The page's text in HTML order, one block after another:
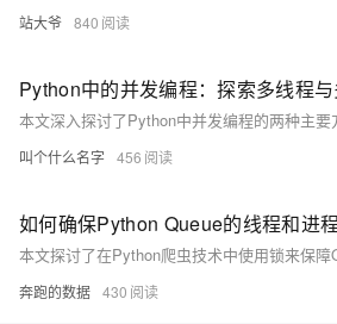
站大爷 840
Python中的并发编程：探索多线程
叫个什么名字 456
奔跑的数据 430